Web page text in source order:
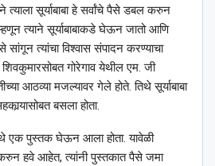
त्याला सूर्याबाबा हे सर्वांचे पैसे डबल करुन
त्याने सूर्याबाबाकडे घेऊन जातो आणि
त्यांचा विश्‍वास संपादन करण्याचा
गोरेगाव येथील एम. जी
आठव्या मजल्यावर गेले होते. तिथे सूर्याबाबा
बसला होता.
एक पुस्तक घेऊन आला होता. यावेळी
करुन हवे आहेत, त्यांनी पुस्तकात पैसे जमा